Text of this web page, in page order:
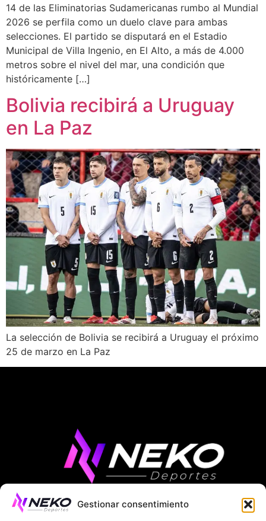
Gestionar consentimiento
14 de las Eliminatorias Sudamericanas rumbo al Mundial
2026 se perfila como un duelo clave para ambas
selecciones. El partido se disputará en el Estadio
Municipal de Villa Ingenio, en El Alto, a más de 4.000
metros sobre el nivel del mar, una condición que
históricamente […]
Bolivia recibirá a Uruguay
en La Paz
La selección de Bolivia se recibirá a Uruguay el próximo
25 de marzo en La Paz
ÚLTIMAS NOTICIAS COMPETICIONES EUROPEAS